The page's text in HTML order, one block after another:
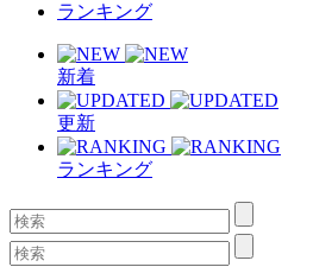
ランキング
新着
更新
ランキング